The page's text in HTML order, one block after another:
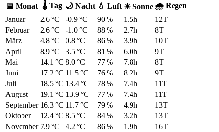
📅 Monat 🌡 Tag 🌙 Nacht 💧 Luft ☀ Sonne 🌧 Regen
Januar
2.6 °C -0.9 °C 90 % 1.5h
12T
Februar
2.6 °C -1.0 °C 88 % 2.7h
8T
März
4.8 °C 0.8 °C 86 % 3.9h
10T
April
8.9 °C 3.5 °C 81 % 6.0h
9T
Mai
14.1 °C 8.0 °C 77 % 7.8h
8T
Juni
17.2 °C 11.5 °C 76 % 8.2h
9T
Juli
18.5 °C 13.4 °C 78 % 7.4h
11T
August
19.1 °C 13.9 °C 77 % 7.4h
11T
September 16.3 °C 11.7 °C 79 % 4.9h
13T
Oktober
12.4 °C 8.5 °C 84 % 3.2h
13T
November 7.9 °C 4.2 °C 86 % 1.9h
16T